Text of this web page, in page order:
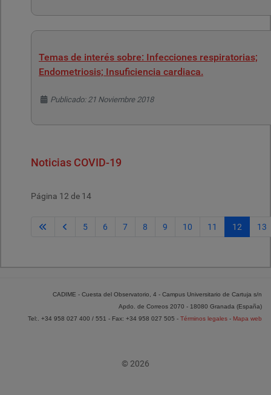
Temas de interés sobre: Infecciones respiratorias;
Endometriosis; Insuficiencia cardiaca.
Detalles
Publicado: 21 Noviembre 2018
Noticias COVID-19
Página 12 de 14
5 6 7 8 9 10 11 12 13
CADIME - Cuesta del Observatorio, 4 - Campus Universitario de Cartuja s/n
Apdo. de Correos 2070 - 18080 Granada (España)
Tel:. +34 958 027 400 / 551 - Fax: +34 958 027 505 - Términos legales - Mapa web
© 2026